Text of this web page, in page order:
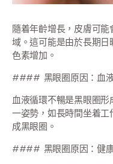
隨着年齡增長，皮膚可
域。這可能是由於長期
色素增加。
#### 黑眼圈原因：血
血液循環不暢是黑眼圈
一姿勢，如長時間坐着
成黑眼圈。
#### 黑眼圈原因：健